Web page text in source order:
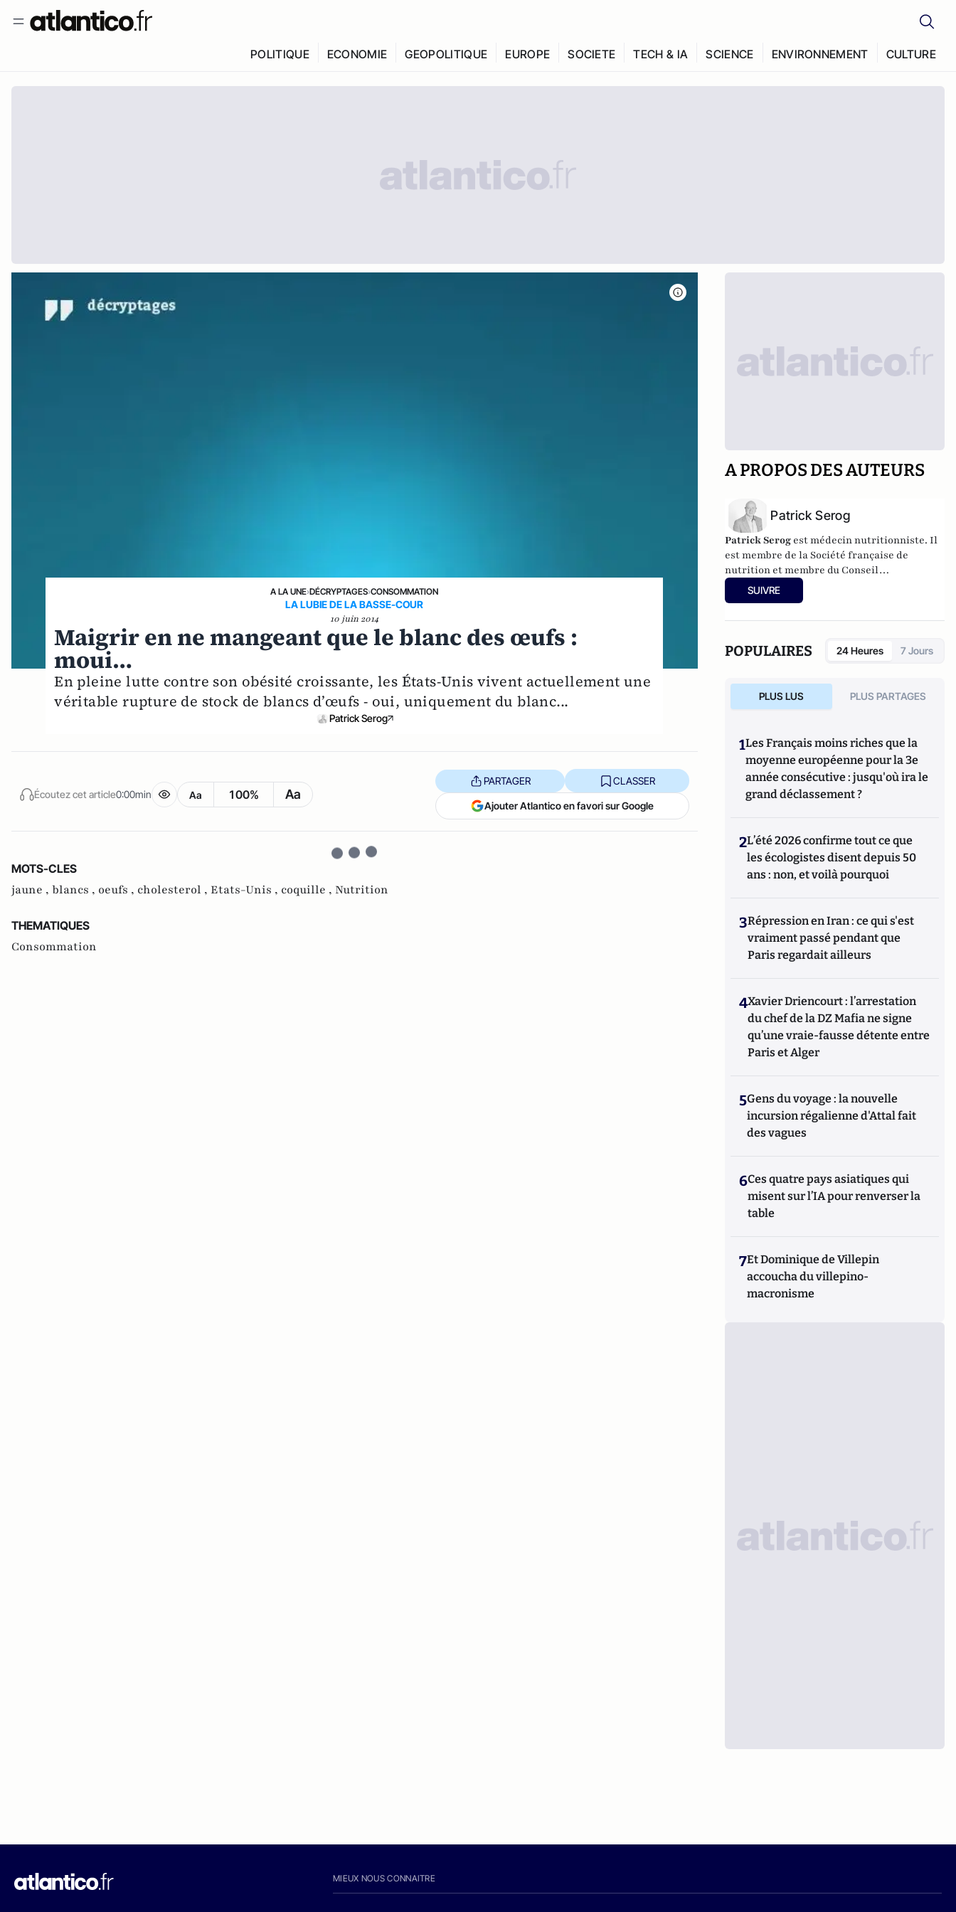
POLITIQUE ECONOMIE GEOPOLITIQUE EUROPE SOCIETE TECH & IA SCIENCE ENVIRONNEMENT CULTURE
A LA UNE›DÉCRYPTAGES›CONSOMMATION
LA LUBIE DE LA BASSE-COUR
10 juin 2014
Maigrir en ne mangeant que le blanc des œufs :
moui…
En pleine lutte contre son obésité croissante, les États-Unis vivent actuellement une
véritable rupture de stock de blancs d’œufs - oui, uniquement du blanc...
Patrick Serog
Écoutez cet article0:00min Aa 100% Aa
PARTAGER CLASSER
Ajouter Atlantico en favori sur Google
MOTS-CLES
jaune , blancs , oeufs , cholesterol , Etats-Unis , coquille , Nutrition
THEMATIQUES
Consommation
A PROPOS DES AUTEURS
Patrick Serog
Patrick Serog est médecin nutritionniste.Il
est membre de la Société française de
nutrition et membre du Conseil
d’administration de la Fondation Nestlé.
SUIVRE
POPULAIRES 24 Heures 7 Jours
PLUS LUS PLUS PARTAGES
1Les Français moins riches que la
moyenne européenne pour la 3e
année consécutive : jusqu'où ira le
grand déclassement ?
2L’été 2026 confirme tout ce que
les écologistes disent depuis 50
ans : non, et voilà pourquoi
3Répression en Iran : ce qui s'est
vraiment passé pendant que
Paris regardait ailleurs
4Xavier Driencourt : l’arrestation
du chef de la DZ Mafia ne signe
qu’une vraie-fausse détente entre
Paris et Alger
5Gens du voyage : la nouvelle
incursion régalienne d'Attal fait
des vagues
6Ces quatre pays asiatiques qui
misent sur l’IA pour renverser la
table
7Et Dominique de Villepin
accoucha du villepino-
macronisme
MIEUX NOUS CONNAITRE